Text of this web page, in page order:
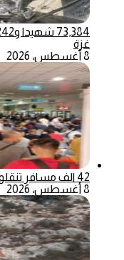
غزة
8 أغسطس، 2026
42 الف مسافر تنقلوا عبر معبر الكرامة الأسبوع الماضي
8 أغسطس، 2026